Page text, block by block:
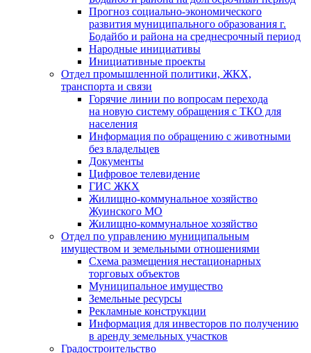
Прогноз социально-экономического
развития муниципального образования г.
Бодайбо и района на среднесрочный период
Народные инициативы
Инициативные проекты
Отдел промышленной политики, ЖКХ,
транспорта и связи
Горячие линии по вопросам перехода
на новую систему обращения с ТКО для
населения
Информация по обращению с животными
без владельцев
Документы
Цифровое телевидение
ГИС ЖКХ
Жилищно-коммунальное хозяйство
Жуинского МО
Жилищно-коммунальное хозяйство
Отдел по управлению муниципальным
имуществом и земельными отношениями
Схема размещения нестационарных
торговых объектов
Муниципальное имущество
Земельные ресурсы
Рекламные конструкции
Информация для инвесторов по получению
в аренду земельных участков
Градостроительство